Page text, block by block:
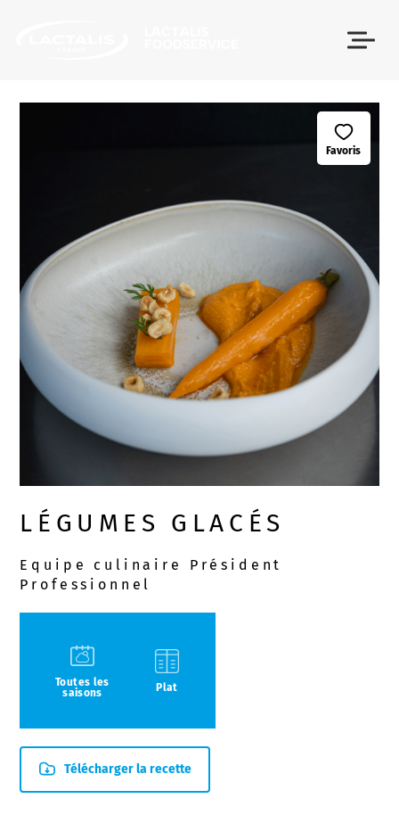
LÉGUMES GLACÉS
Equipe culinaire Président
Professionnel
Toutes les
saisons
Plat
Télécharger la recette
Favoris